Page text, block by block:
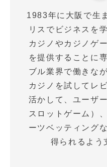
1983年に大阪で生
リスでビジネスを
カジノやカジノゲ
を提供することに
ブル業界で働きな
カジノを試してレ
活かして、ユーザ
スロットゲーム）
ーツベッティング
得られるよう